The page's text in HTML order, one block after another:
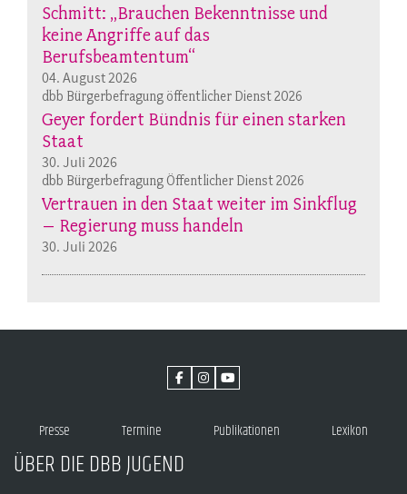
Schmitt: „Brauchen Bekenntnisse und
keine Angriffe auf das
Berufsbeamtentum“
04. August 2026
dbb Bürgerbefragung öffentlicher Dienst 2026
Geyer fordert Bündnis für einen starken
Staat
30. Juli 2026
dbb Bürgerbefragung Öffentlicher Dienst 2026
Vertrauen in den Staat weiter im Sinkflug
– Regierung muss handeln
30. Juli 2026
Presse Termine Publikationen Lexikon
ÜBER DIE DBB JUGEND